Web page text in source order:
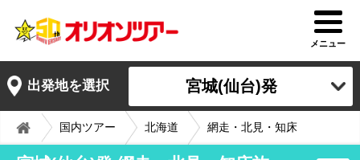
メニュー
出発地を選択 宮城(仙台)発
国内ツアー 北海道 網走・北見・知床